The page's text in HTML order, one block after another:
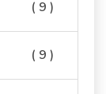
( 9 )
( 9 )